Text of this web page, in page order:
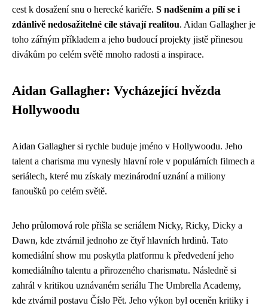
cest k dosažení snu o herecké kariéře. S nadšením a pílí se i
zdánlivě nedosažitelné cíle stávají realitou. Aidan Gallagher je
toho zářným příkladem a jeho budoucí projekty jistě přinesou
divákům po celém světě mnoho radosti a inspirace.
Aidan Gallagher: Vycházející hvězda
Hollywoodu
Aidan Gallagher si rychle buduje jméno v Hollywoodu. Jeho
talent a charisma mu vynesly hlavní role v populárních filmech a
seriálech, které mu získaly mezinárodní uznání a miliony
fanoušků po celém světě.
Jeho průlomová role přišla se seriálem Nicky, Ricky, Dicky a
Dawn, kde ztvárnil jednoho ze čtyř hlavních hrdinů. Tato
komediální show mu poskytla platformu k předvedení jeho
komediálního talentu a přirozeného charismatu. Následně si
zahrál v kritikou uznávaném seriálu The Umbrella Academy,
kde ztvárnil postavu Číslo Pět. Jeho výkon byl oceněn kritiky i